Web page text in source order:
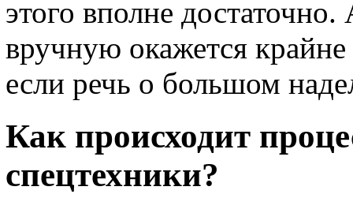
этого вполне
вручную окажется
если речь о большом
Как происходит
спецтехники?